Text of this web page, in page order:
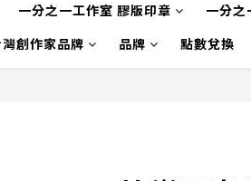
一分之一工作室 膠版印章
一分之
灣創作家品牌 品牌 點數兌換